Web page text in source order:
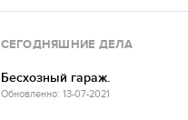
СЕГОДНЯШНИЕ ДЕЛА
Бесхозный гараж.
Обновленно: 13-07-2021